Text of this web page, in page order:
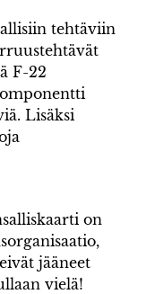
tehtäviin
F-22
Lisäksi
on
jääneet
vielä!